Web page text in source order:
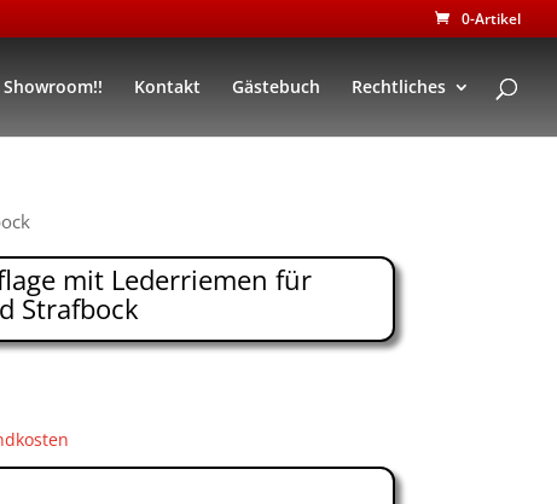
0-Artikel
Kontakt Gästebuch Rechtliches
mit Lederriemen für
Strafbock